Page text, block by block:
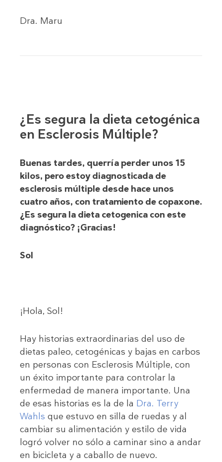
Dra. Maru
¿Es segura la dieta cetogénica
en Esclerosis Múltiple?
Buenas tardes, querría perder unos 15
kilos, pero estoy diagnosticada de
esclerosis múltiple desde hace unos
cuatro años, con tratamiento de copaxone.
¿Es segura la dieta cetogenica con este
diagnóstico? ¡Gracias!
Sol
¡Hola, Sol!
Hay historias extraordinarias del uso de
dietas paleo, cetogénicas y bajas en carbos
en personas con Esclerosis Múltiple, con
un éxito importante para controlar la
enfermedad de manera importante. Una
de esas historias es la de la Dra. Terry
Wahls que estuvo en silla de ruedas y al
cambiar su alimentación y estilo de vida
logró volver no sólo a caminar sino a andar
en bicicleta y a caballo de nuevo.